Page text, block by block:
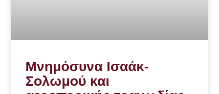
Μνημόσυνα Ισαάκ-
Σολωμού και